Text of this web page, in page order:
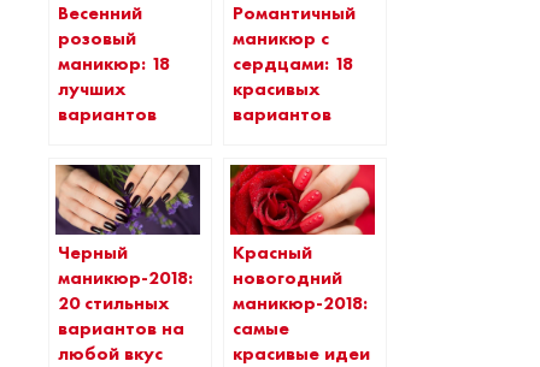
Весенний
розовый
маникюр: 18
лучших
вариантов
Романтичный
маникюр с
сердцами: 18
красивых
вариантов
Черный
маникюр-2018:
20 стильных
вариантов на
любой вкус
Красный
новогодний
маникюр-2018:
самые
красивые идеи